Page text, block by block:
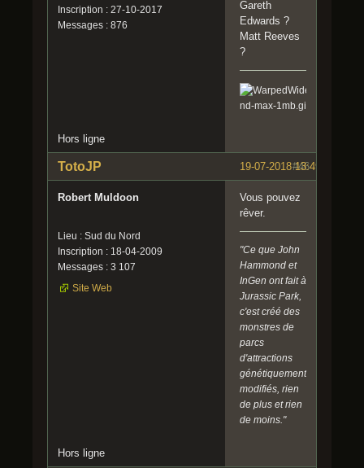
Inscription : 27-10-2017
Messages : 876
Gareth
Edwards ?
Matt Reeves
?
Hors ligne
#46
19-07-2018 13:49:47
TotoJP
Robert Muldoon
Lieu : Sud du Nord
Inscription : 18-04-2009
Messages : 3 107
Site Web
Vous pouvez
rêver.
"Ce que John
Hammond et
InGen ont fait à
Jurassic Park,
c'est créé des
monstres de
parcs
d'attractions
génétiquement
modifiés, rien
de plus et rien
de moins."
Hors ligne